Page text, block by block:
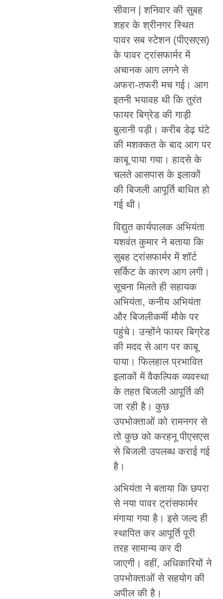
सीवान | शनिवार की सुबह
शहर के श्रीनगर स्थित
पावर सब स्टेशन (पीएसएस)
के पावर ट्रांसफार्मर में
अचानक आग लगने से
अफरा-तफरी मच गई। आग
इतनी भयावह थी कि तुरंत
फायर बिग्रेड की गाड़ी
बुलानी पड़ी। करीब डेढ़ घंटे
की मशक्कत के बाद आग पर
काबू पाया गया। हादसे के
चलते आसपास के इलाकों
की बिजली आपूर्ति बाधित हो
गई थी।
विद्युत कार्यपालक अभियंता
यशवंत कुमार ने बताया कि
सुबह ट्रांसफार्मर में शॉर्ट
सर्किट के कारण आग लगी।
सूचना मिलते ही सहायक
अभियंता, कनीय अभियंता
और बिजलीकर्मी मौके पर
पहुंचे। उन्होंने फायर बिग्रेड
की मदद से आग पर काबू
पाया। फिलहाल प्रभावित
इलाकों में वैकल्पिक व्यवस्था
के तहत बिजली आपूर्ति की
जा रही है। कुछ
उपभोक्ताओं को रामनगर से
तो कुछ को करहनू पीएसएस
से बिजली उपलब्ध कराई गई
है।
अभियंता ने बताया कि छपरा
से नया पावर ट्रांसफार्मर
मंगाया गया है। इसे जल्द ही
स्थापित कर आपूर्ति पूरी
तरह सामान्य कर दी
जाएगी। वहीं, अधिकारियों ने
उपभोक्ताओं से सहयोग की
अपील की है।